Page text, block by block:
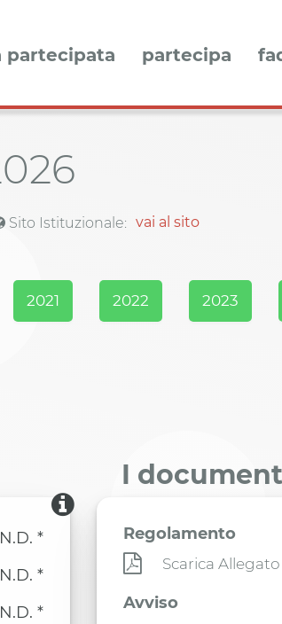
partecipata partecipa
Sito Istituzionale: vai al sito
2021 2022 2023
N.D. *
N.D. *
N.D. *
I
Regolamento
Scarica Allegato
Avviso